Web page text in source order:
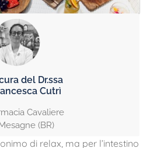
del Dr.ssa
Cutrì
Cavaliere
(BR)
di relax, ma per l’intestino